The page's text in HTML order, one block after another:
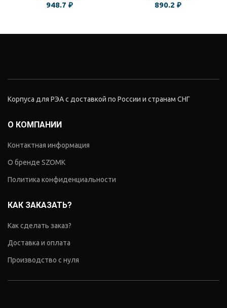
948.7 ₽ 890.2 ₽
Корпуса для РЭА с доставкой по России и странам СНГ
О КОМПАНИИ
Контактная информация
О бренде SZOMK
Политика конфиденциальности
КАК ЗАКАЗАТЬ?
Как сделать заказ?
Доставка и оплата
Производство с нуля